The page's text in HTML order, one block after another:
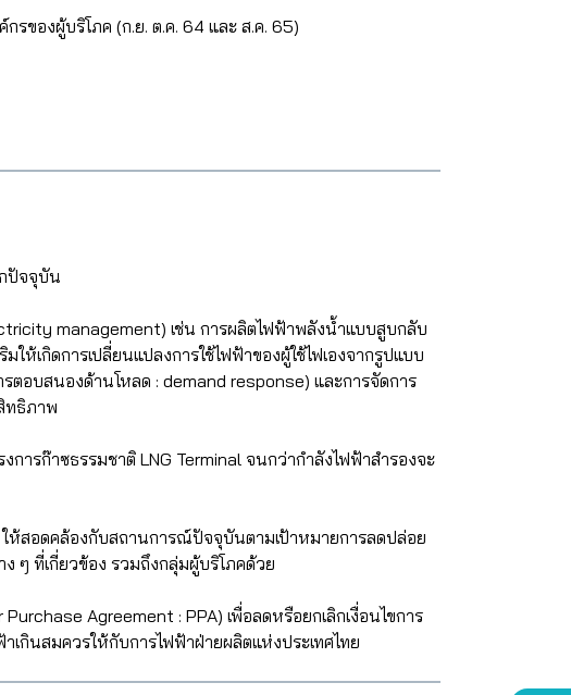
ของผู้บริโภค (ก.ย. ต.ค. 64 และ ส.ค. 65)
ปัจจุบัน
management) เช่น การผลิตไฟฟ้าพลังน้ำแบบสูบกลับ
เกิดการเปลี่ยนแปลงการใช้ไฟฟ้าของผู้ใช้ไฟเองจากรูปแบบ
รตอบสนองด้านโหลด : demand response) และการจัดการ
ทธิภาพ
ารก๊าซธรรมชาติ LNG Terminal จนกว่ากำลังไฟฟ้าสำรองจะ
ห้สอดคล้องกับสถานการณ์ปัจจุบันตามเป้าหมายการลดปล่อย
ๆ ที่เกี่ยวข้อง รวมถึงกลุ่มผู้บริโภคด้วย
Agreement : PPA) เพื่อลดหรือยกเลิกเงื่อนไขการ
กินสมควรให้กับการไฟฟ้าฝ่ายผลิตแห่งประเทศไทย